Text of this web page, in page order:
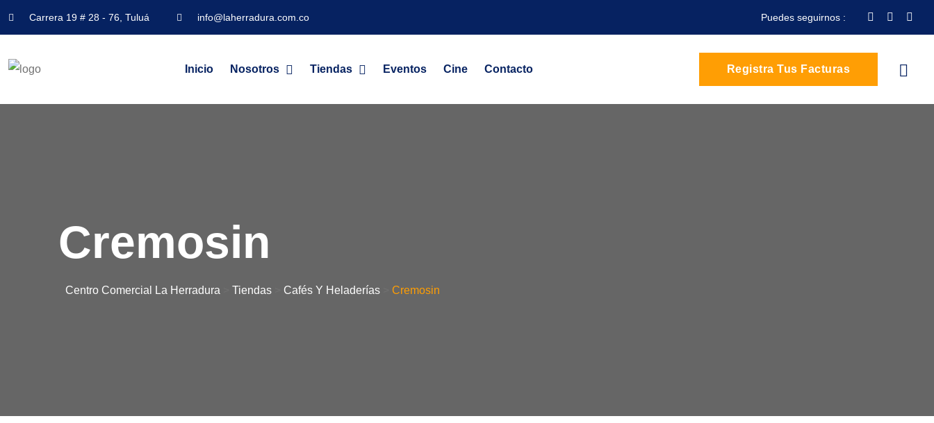
Carrera 19 # 28 - 76, Tuluá info@laherradura.com.co Puedes seguirnos :
Inicio Nosotros Tiendas Eventos Cine Contacto Registra Tus Facturas
Cremosin
Centro Comercial La Herradura Tiendas Cafés Y Heladerías Cremosin